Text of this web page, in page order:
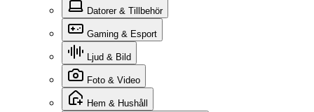
Datorer & Tillbehör
Gaming & Esport
Ljud & Bild
Foto & Video
Hem & Hushåll